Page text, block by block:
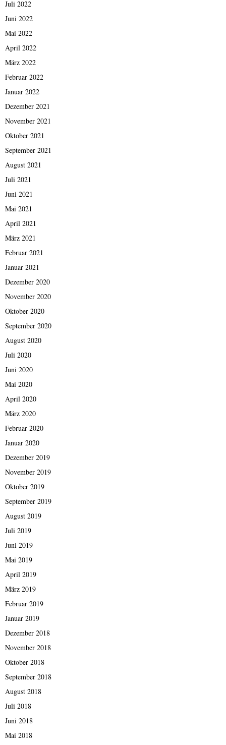
Juli 2022
Juni 2022
Mai 2022
April 2022
März 2022
Februar 2022
Januar 2022
Dezember 2021
November 2021
Oktober 2021
September 2021
August 2021
Juli 2021
Juni 2021
Mai 2021
April 2021
März 2021
Februar 2021
Januar 2021
Dezember 2020
November 2020
Oktober 2020
September 2020
August 2020
Juli 2020
Juni 2020
Mai 2020
April 2020
März 2020
Februar 2020
Januar 2020
Dezember 2019
November 2019
Oktober 2019
September 2019
August 2019
Juli 2019
Juni 2019
Mai 2019
April 2019
März 2019
Februar 2019
Januar 2019
Dezember 2018
November 2018
Oktober 2018
September 2018
August 2018
Juli 2018
Juni 2018
Mai 2018